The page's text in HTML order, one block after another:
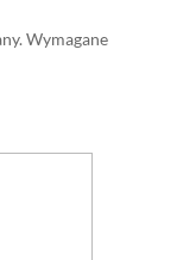
Wymagane